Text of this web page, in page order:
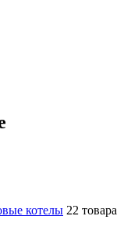
котелы 22 товара